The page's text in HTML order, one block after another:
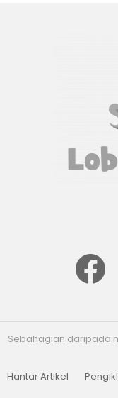
Sebahagian daripada
Hantar Artikel